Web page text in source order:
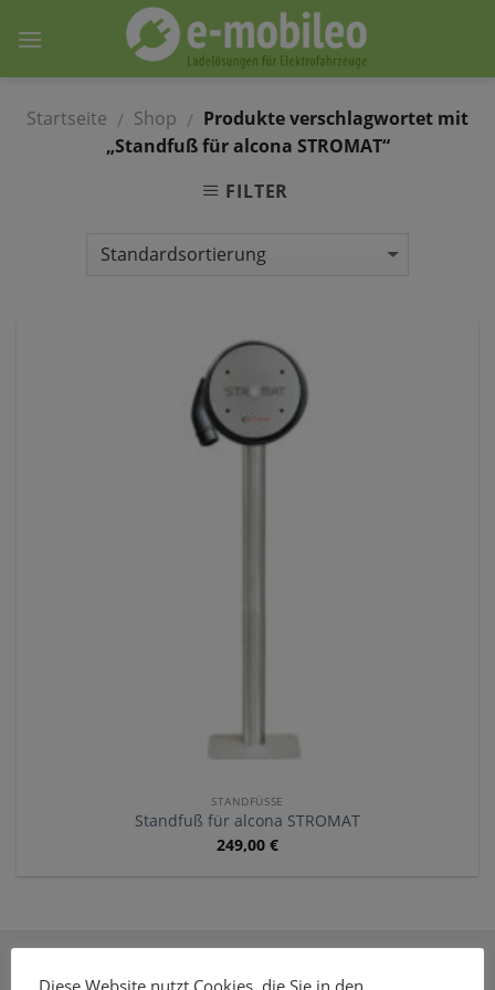
Startseite / Shop / Produkte verschlagwortet mit
„Standfuß für alcona STROMAT“
FILTER
STANDFÜSSE
Standfuß für alcona STROMAT
249,00 €
ÜBER E-MOBILEO
Diese Website nutzt Cookies, die Sie in den